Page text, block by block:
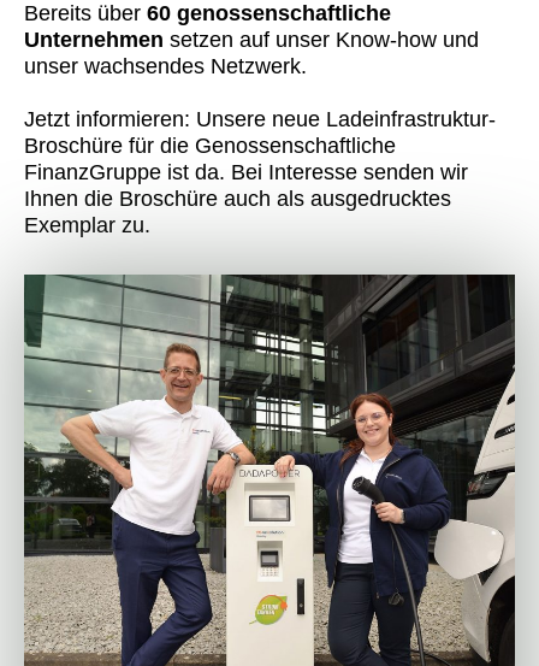
Bereits über 60 genossenschaftliche
Unternehmen setzen auf unser Know-how und
unser wachsendes Netzwerk.
Jetzt informieren: Unsere neue Ladeinfrastruktur-
Broschüre für die Genossenschaftliche
FinanzGruppe ist da. Bei Interesse senden wir
Ihnen die Broschüre auch als ausgedrucktes
Exemplar zu.